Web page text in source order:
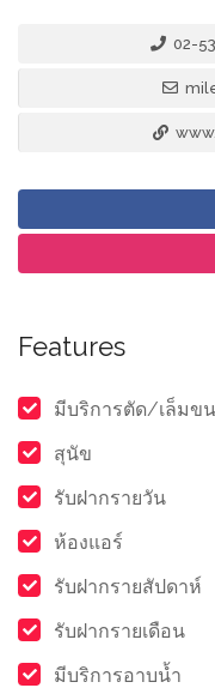
02-
Features
มีบริการตัด/เล็มขน
สุนัข
รับฝากรายวัน
ห้องแอร์
รับฝากรายสัปดาห์
รับฝากรายเดือน
มีบริการอาบน้ำ